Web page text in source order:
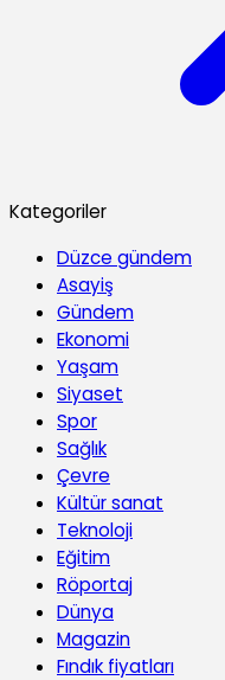
Kategoriler
Düzce gündem
Asayiş
Gündem
Ekonomi
Yaşam
Siyaset
Spor
Sağlık
Çevre
Kültür sanat
Teknoloji
Eğitim
Röportaj
Dünya
Magazin
Fındık fiyatları